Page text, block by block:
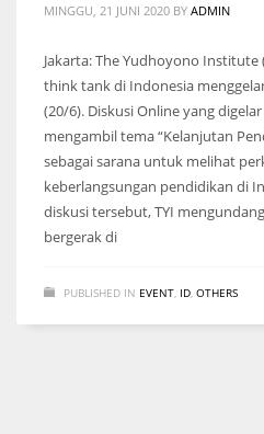
MINGGU, 21 JUNI 2020 BY ADMIN
Jakarta: The Yudhoyono Institute
think tank di Indonesia
(20/6). Diskusi Online yang
mengambil tema “Kelanjutan
sebagai sarana untuk melihat
keberlangsungan pendidikan di
diskusi tersebut, TYI
bergerak di
PUBLISHED IN EVENT ID OTHERS